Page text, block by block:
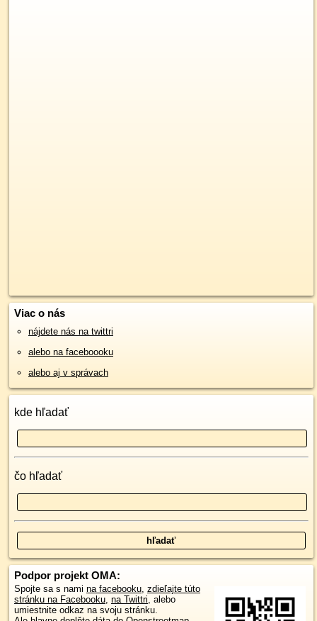
Viac o nás
nájdete nás na twittri
alebo na faceboooku
alebo aj v správach
kde hľadať
čo hľadať
Podpor projekt OMA:
Spojte sa s nami na facebooku, zdieľajte túto
stránku na Facebooku, na Twittri, alebo
umiestnite odkaz na svoju stránku.